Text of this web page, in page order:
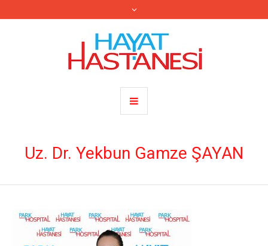
Uz. Dr. Yekbun Gamze ŞAYAN